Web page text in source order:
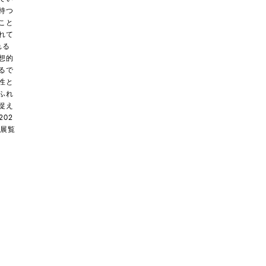
つ
と
て
的
で
と
れ
え
覧